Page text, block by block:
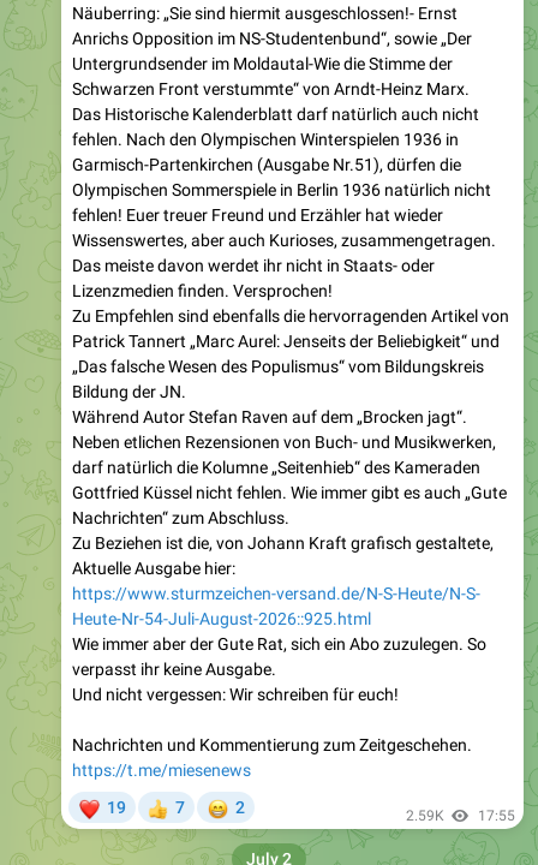
Untergrundsender im Moldautal-Wie die Stimme der
Schwarzen Front verstummte“ von Arndt-Heinz Marx.
Das Historische Kalenderblatt darf natürlich auch nicht
fehlen. Nach den Olympischen Winterspielen 1936 in
Garmisch-Partenkirchen (Ausgabe Nr.51), dürfen die
Olympischen Sommerspiele in Berlin 1936 natürlich nicht
fehlen! Euer treuer Freund und Erzähler hat wieder
Wissenswertes, aber auch Kurioses, zusammengetragen.
Das meiste davon werdet ihr nicht in Staats- oder
Lizenzmedien finden. Versprochen!
Zu Empfehlen sind ebenfalls die hervorragenden Artikel von
Patrick Tannert „Marc Aurel: Jenseits der Beliebigkeit“ und
„Das falsche Wesen des Populismus“ vom Bildungskreis
Bildung der JN.
Während Autor Stefan Raven auf dem „Brocken jagt“.
Neben etlichen Rezensionen von Buch- und Musikwerken,
darf natürlich die Kolumne „Seitenhieb“ des Kameraden
Gottfried Küssel nicht fehlen. Wie immer gibt es auch „Gute
Nachrichten“ zum Abschluss.
Zu Beziehen ist die, von Johann Kraft grafisch gestaltete,
Aktuelle Ausgabe hier:
https://www.sturmzeichen-versand.de/N-S-Heute/N-S-
Heute-Nr-54-Juli-August-2026::925.html
Wie immer aber der Gute Rat, sich ein Abo zuzulegen. So
verpasst ihr keine Ausgabe.
Und nicht vergessen: Wir schreiben für euch!
Nachrichten und Kommentierung zum Zeitgeschehen.
19 7
😁
2
Junge Nationalisten
July 2